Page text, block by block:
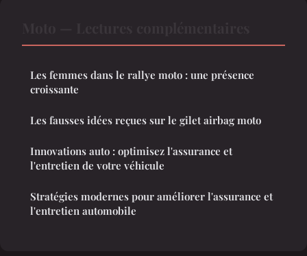
Les femmes dans le rallye moto : une présence
croissante
Les fausses idées reçues sur le gilet airbag moto
Innovations auto : optimisez l'assurance et
l'entretien de votre véhicule
Stratégies modernes pour améliorer l'assurance et
l'entretien automobile